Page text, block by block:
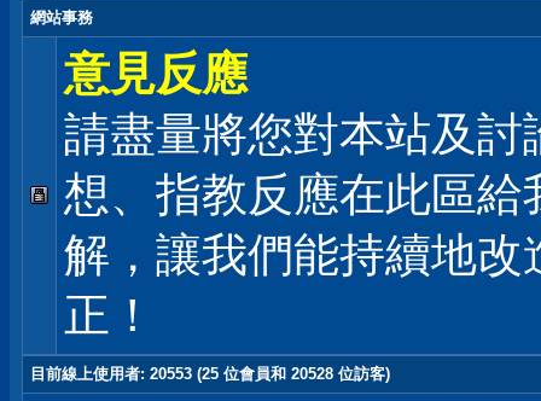
網站事務
意見反應
請盡量將您對本站及討
想、指教反應在此區給
解，讓我們能持續地改
正！
目前線上使用者: 20553 (25 位會員和 20528 位訪客)